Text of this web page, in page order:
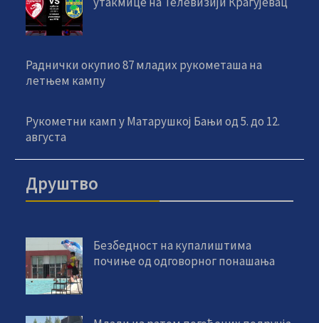
Раднички окупио 87 младих рукометаша на
летњем кампу
Рукометни камп у Матарушкој Бањи од 5. до 12.
августа
Друштво
Безбедност на купалиштима
почиње од одговорног понашања